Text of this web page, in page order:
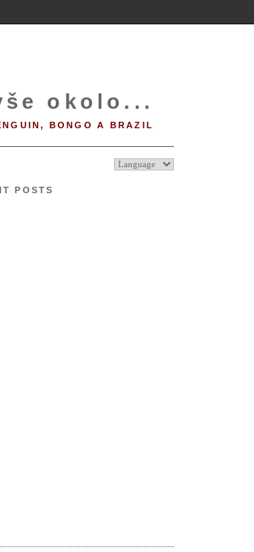
okolo...
BONGO A BRAZIL
POSTS